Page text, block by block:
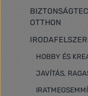
OTTHON
HOBBY ÉS
JAVÍTÁS,